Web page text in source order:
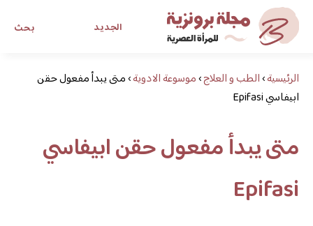
بحث الجديد
مجلة برونزية للفتاة العصريةالرئيسية›الطب و العلاج›موسوعة الادوية›متى يبدأ مفعول حقن
ابيفاسي Epifasi
متى يبدأ مفعول حقن ابيفاسي
Epifasi